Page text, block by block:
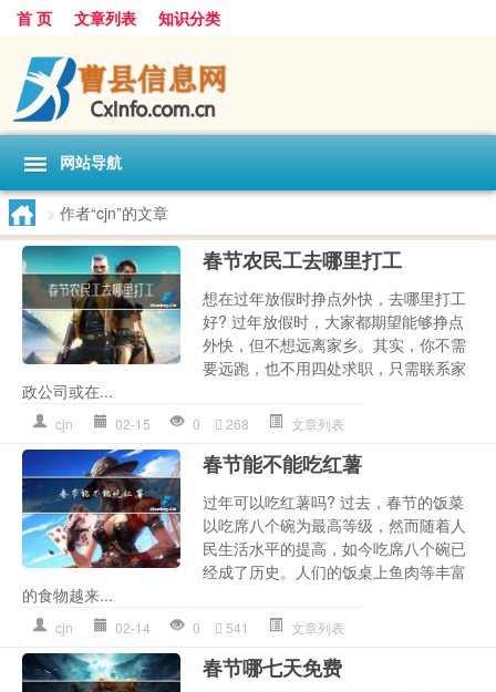
首 页 文章列表 知识分类
网站导航
> 作者“cjn”的文章
春节农民工去哪里打工
想在过年放假时挣点外快，去哪里打工
好? 过年放假时，大家都期望能够挣点
外快，但不想远离家乡。其实，你不需
要远跑，也不用四处求职，只需联系家
政公司或在...
cjn 02-15 0 268 文章列表
春节能不能吃红薯
过年可以吃红薯吗? 过去，春节的饭菜
以吃席八个碗为最高等级，然而随着人
民生活水平的提高，如今吃席八个碗已
经成了历史。人们的饭桌上鱼肉等丰富
的食物越来...
cjn 02-14 0 541 文章列表
春节哪七天免费